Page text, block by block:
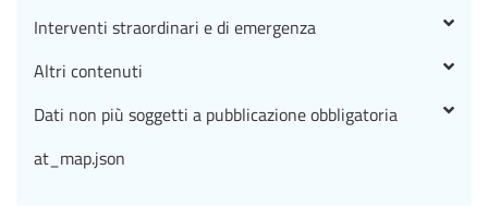
Interventi straordinari e di emergenza
Altri contenuti
Dati non più soggetti a pubblicazione obbligatoria
at_map.json